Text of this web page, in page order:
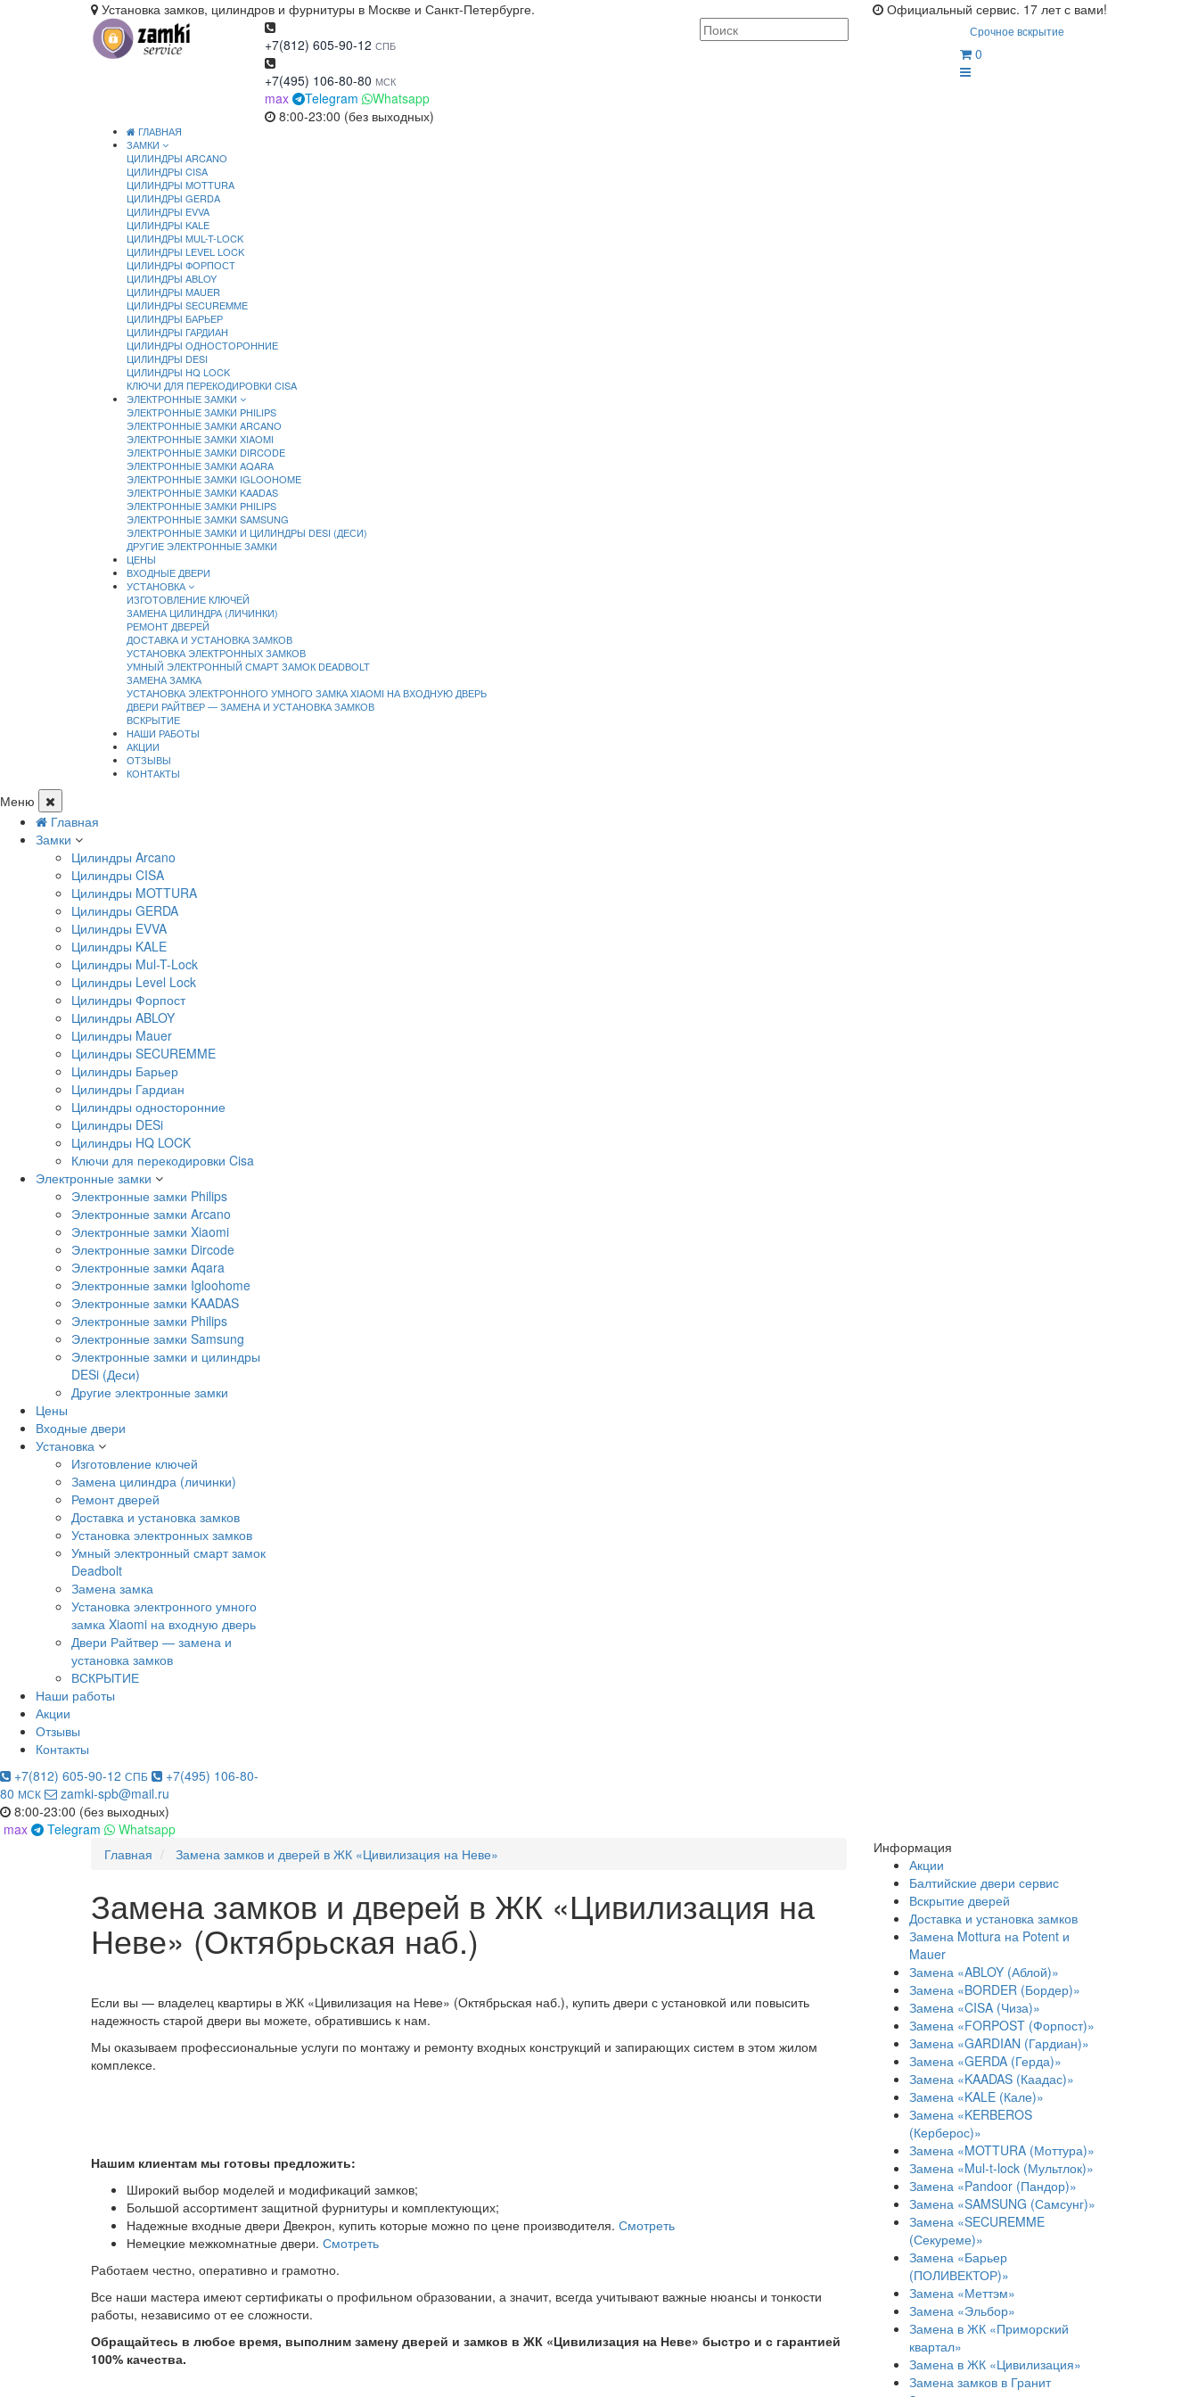
Установка замков, цилиндров и фурнитуры в Москве и Санкт-Петербурге.
Официальный сервис. 17 лет с вами!
+7(812) 605-90-12 СПБ
+7(495) 106-80-80 МСК
max Telegram
Whatsapp
8:00-23:00 (без выходных)
Срочное вскрытие
0
ГЛАВНАЯ
ЗАМКИ
ЦИЛИНДРЫ ARCANO
ЦИЛИНДРЫ CISA
ЦИЛИНДРЫ MOTTURA
ЦИЛИНДРЫ GERDA
ЦИЛИНДРЫ EVVA
ЦИЛИНДРЫ KALE
ЦИЛИНДРЫ MUL-T-LOCK
ЦИЛИНДРЫ LEVEL LOCK
ЦИЛИНДРЫ ФОРПОСТ
ЦИЛИНДРЫ ABLOY
ЦИЛИНДРЫ MAUER
ЦИЛИНДРЫ SECUREMME
ЦИЛИНДРЫ БАРЬЕР
ЦИЛИНДРЫ ГАРДИАН
ЦИЛИНДРЫ ОДНОСТОРОННИЕ
ЦИЛИНДРЫ DESI
ЦИЛИНДРЫ HQ LOCK
КЛЮЧИ ДЛЯ ПЕРЕКОДИРОВКИ CISA
ЭЛЕКТРОННЫЕ ЗАМКИ
ЭЛЕКТРОННЫЕ ЗАМКИ PHILIPS
ЭЛЕКТРОННЫЕ ЗАМКИ ARCANO
ЭЛЕКТРОННЫЕ ЗАМКИ XIAOMI
ЭЛЕКТРОННЫЕ ЗАМКИ DIRCODE
ЭЛЕКТРОННЫЕ ЗАМКИ AQARA
ЭЛЕКТРОННЫЕ ЗАМКИ IGLOOHOME
ЭЛЕКТРОННЫЕ ЗАМКИ KAADAS
ЭЛЕКТРОННЫЕ ЗАМКИ PHILIPS
ЭЛЕКТРОННЫЕ ЗАМКИ SAMSUNG
ЭЛЕКТРОННЫЕ ЗАМКИ И ЦИЛИНДРЫ DESI (ДЕСИ)
ДРУГИЕ ЭЛЕКТРОННЫЕ ЗАМКИ
ЦЕНЫ
ВХОДНЫЕ ДВЕРИ
УСТАНОВКА
ИЗГОТОВЛЕНИЕ КЛЮЧЕЙ
ЗАМЕНА ЦИЛИНДРА (ЛИЧИНКИ)
РЕМОНТ ДВЕРЕЙ
ДОСТАВКА И УСТАНОВКА ЗАМКОВ
УСТАНОВКА ЭЛЕКТРОННЫХ ЗАМКОВ
УМНЫЙ ЭЛЕКТРОННЫЙ СМАРТ ЗАМОК DEADBOLT
ЗАМЕНА ЗАМКА
УСТАНОВКА ЭЛЕКТРОННОГО УМНОГО ЗАМКА XIAOMI НА ВХОДНУЮ ДВЕРЬ
ДВЕРИ РАЙТВЕР — ЗАМЕНА И УСТАНОВКА ЗАМКОВ
ВСКРЫТИЕ
НАШИ РАБОТЫ
АКЦИИ
ОТЗЫВЫ
КОНТАКТЫ
Меню
Главная
Замки
Цилиндры Arcano
Цилиндры CISA
Цилиндры MOTTURA
Цилиндры GERDA
Цилиндры EVVA
Цилиндры KALE
Цилиндры Mul-T-Lock
Цилиндры Level Lock
Цилиндры Форпост
Цилиндры ABLOY
Цилиндры Mauer
Цилиндры SECUREMME
Цилиндры Барьер
Цилиндры Гардиан
Цилиндры односторонние
Цилиндры DESi
Цилиндры HQ LOCK
Ключи для перекодировки Cisa
Электронные замки
Электронные замки Philips
Электронные замки Arcano
Электронные замки Xiaomi
Электронные замки Dircode
Электронные замки Aqara
Электронные замки Igloohome
Электронные замки KAADAS
Электронные замки Philips
Электронные замки Samsung
Электронные замки и цилиндры
DESi (Деси)
Другие электронные замки
Цены
Входные двери
Установка
Изготовление ключей
Замена цилиндра (личинки)
Ремонт дверей
Доставка и установка замков
Установка электронных замков
Умный электронный смарт замок
Deadbolt
Замена замка
Установка электронного умного
замка Xiaomi на входную дверь
Двери Райтвер — замена и
установка замков
ВСКРЫТИЕ
Наши работы
Акции
Отзывы
Контакты
+7(812) 605-90-12 СПБ
+7(495) 106-80-
80 МСК
zamki-spb@mail.ru
8:00-23:00 (без выходных)
max
Telegram
Whatsapp
Главная
Замена замков и дверей в ЖК «Цивилизация на Неве»
Замена замков и дверей в ЖК «Цивилизация на
Неве» (Октябрьская наб.)
Если вы — владелец квартиры в ЖК «Цивилизация на Неве» (Октябрьская наб.), купить двери с установкой или повысить
надежность старой двери вы можете, обратившись к нам.
Мы оказываем профессиональные услуги по монтажу и ремонту входных конструкций и запирающих систем в этом жилом
комплексе.
Нашим клиентам мы готовы предложить:
Широкий выбор моделей и модификаций замков;
Большой ассортимент защитной фурнитуры и комплектующих;
Надежные входные двери Двекрон, купить которые можно по цене производителя. Смотреть
Немецкие межкомнатные двери. Смотреть
Работаем честно, оперативно и грамотно.
Все наши мастера имеют сертификаты о профильном образовании, а значит, всегда учитывают важные нюансы и тонкости
работы, независимо от ее сложности.
Обращайтесь в любое время, выполним замену дверей и замков в ЖК «Цивилизация на Неве» быстро и с гарантией
100% качества.
Информация
Акции
Балтийские двери сервис
Вскрытие дверей
Доставка и установка замков
Замена Mottura на Potent и
Mauer
Замена «ABLOY (Аблой)»
Замена «BORDER (Бордер)»
Замена «CISA (Чиза)»
Замена «FORPOST (Форпост)»
Замена «GARDIAN (Гардиан)»
Замена «GERDA (Герда)»
Замена «KAADAS (Каадас)»
Замена «KALE (Кале)»
Замена «KERBEROS
(Керберос)»
Замена «MOTTURA (Моттура)»
Замена «Mul-t-lock (Мультлок)»
Замена «Pandoor (Пандор)»
Замена «SAMSUNG (Самсунг)»
Замена «SECUREMME
(Секуреме)»
Замена «Барьер
(ПОЛИВЕКТОР)»
Замена «Меттэм»
Замена «Эльбор»
Замена в ЖК «Приморский
квартал»
Замена в ЖК «Цивилизация»
Замена замков в Гранит